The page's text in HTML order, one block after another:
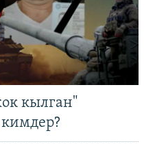
кылган"